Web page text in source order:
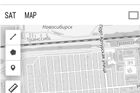
Draw
a
polyline
Draw
a
polygon
Draw
a